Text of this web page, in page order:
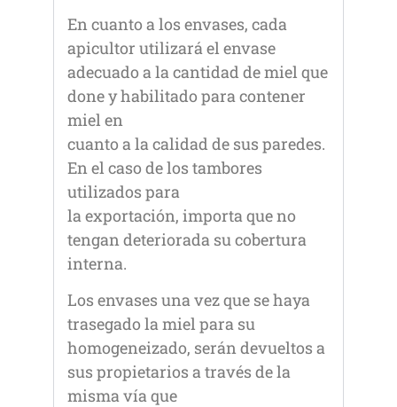
En cuanto a los envases, cada
apicultor utilizará el envase
adecuado a la cantidad de miel que
done y habilitado para contener
miel en
cuanto a la calidad de sus paredes.
En el caso de los tambores
utilizados para
la exportación, importa que no
tengan deteriorada su cobertura
interna.
Los envases una vez que se haya
trasegado la miel para su
homogeneizado, serán devueltos a
sus propietarios a través de la
misma vía que